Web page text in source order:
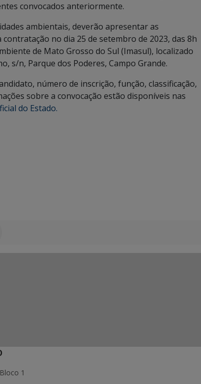
convocados anteriormente.
ambientais, deverão apresentar as
no dia 25 de setembro de 2023, das 8h
de Mato Grosso do Sul (Imasul), localizado
s/n, Parque dos Poderes, Campo Grande.
número de inscrição, função, classificação,
sobre a convocação estão disponíveis nas
do Estado.
1